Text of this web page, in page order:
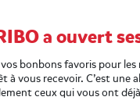
a ouvert
bonbons favoris pour
vous recevoir. C’est
ceux qui vous ont